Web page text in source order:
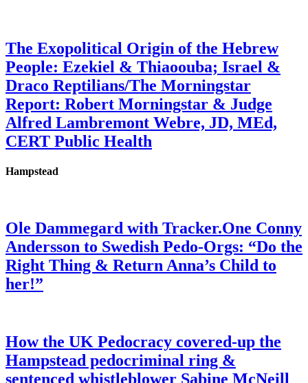
The Exopolitical Origin of the Hebrew
People: Ezekiel & Thiaoouba; Israel &
Draco Reptilians/The Morningstar
Report: Robert Morningstar & Judge
Alfred Lambremont Webre, JD, MEd,
CERT Public Health
Hampstead
Ole Dammegard with Tracker.One Conny
Andersson to Swedish Pedo-Orgs: “Do the
Right Thing & Return Anna’s Child to
her!”
How the UK Pedocracy covered-up the
Hampstead pedocriminal ring &
sentenced whistleblower Sabine McNeill